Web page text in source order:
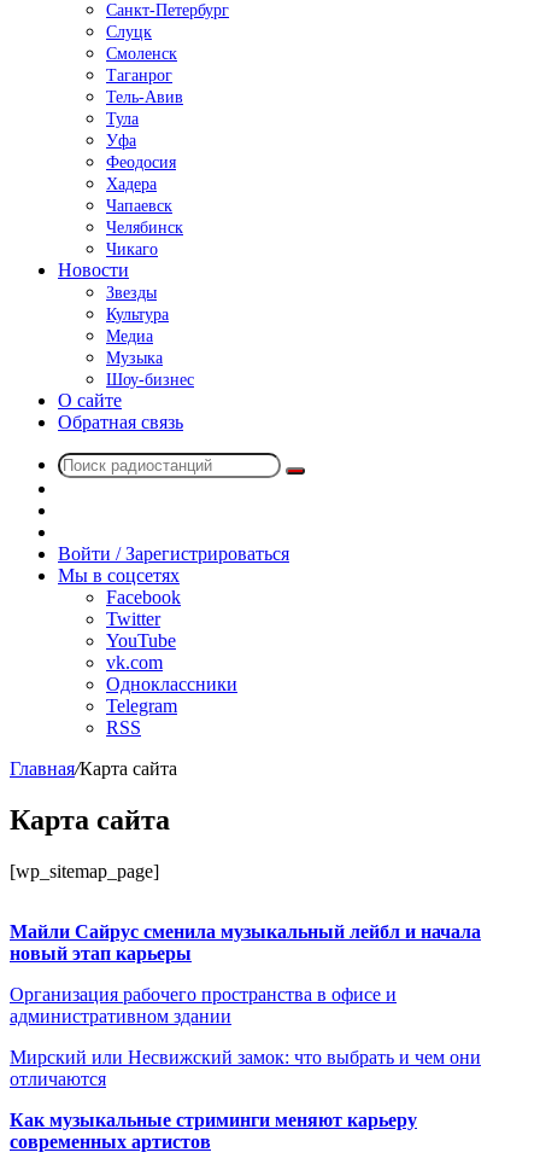
Санкт-Петербург
Слуцк
Смоленск
Таганрог
Тель-Авив
Тула
Уфа
Феодосия
Хадера
Чапаевск
Челябинск
Чикаго
Новости
Звезды
Культура
Медиа
Музыка
Шоу-бизнес
О сайте
Обратная связь
Поиск
радио
Войти / Зарегистрироваться
Мы в соцсетях
Facebook
Twitter
YouTube
vk.com
Одноклассники
Telegram
RSS
Главная/Карта сайта
Карта сайта
[wp_sitemap_page]
Майли Сайрус сменила музыкальный лейбл и начала
новый этап карьеры
Организация рабочего пространства в офисе и
административном здании
Мирский или Несвижский замок: что выбрать и чем они
отличаются
Как музыкальные стриминги меняют карьеру
современных артистов